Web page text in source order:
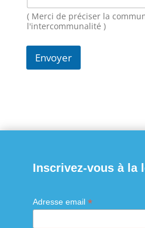
o
m
( Merci de préciser la
l'intercommunalité )
Envoyer
Inscrivez-vous à la
Adresse email *